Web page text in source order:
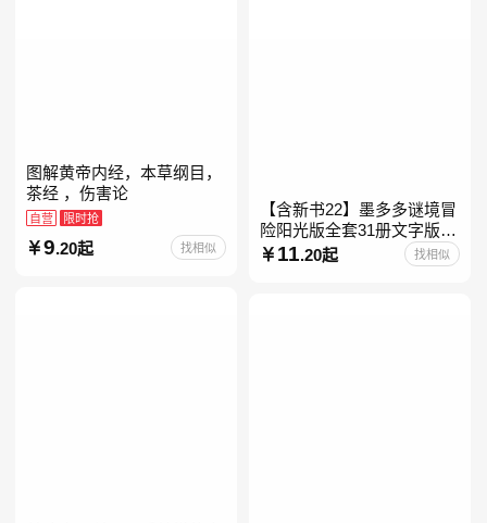
图解黄帝内经，本草纲目，
茶经 ，伤害论
自营 限时抢
9.20起 找相似
【含新书22】墨多多谜境冒
险阳光版全套31册文字版彩
色漫画版不可思议事件簿怪
物大师任选 雷欧幻像查理九
11 .20起 找相似